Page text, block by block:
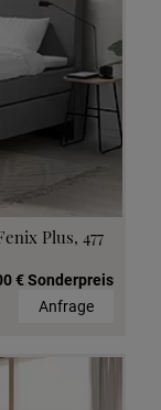
Plus, 477
€ Sonderpreis
Anfrage